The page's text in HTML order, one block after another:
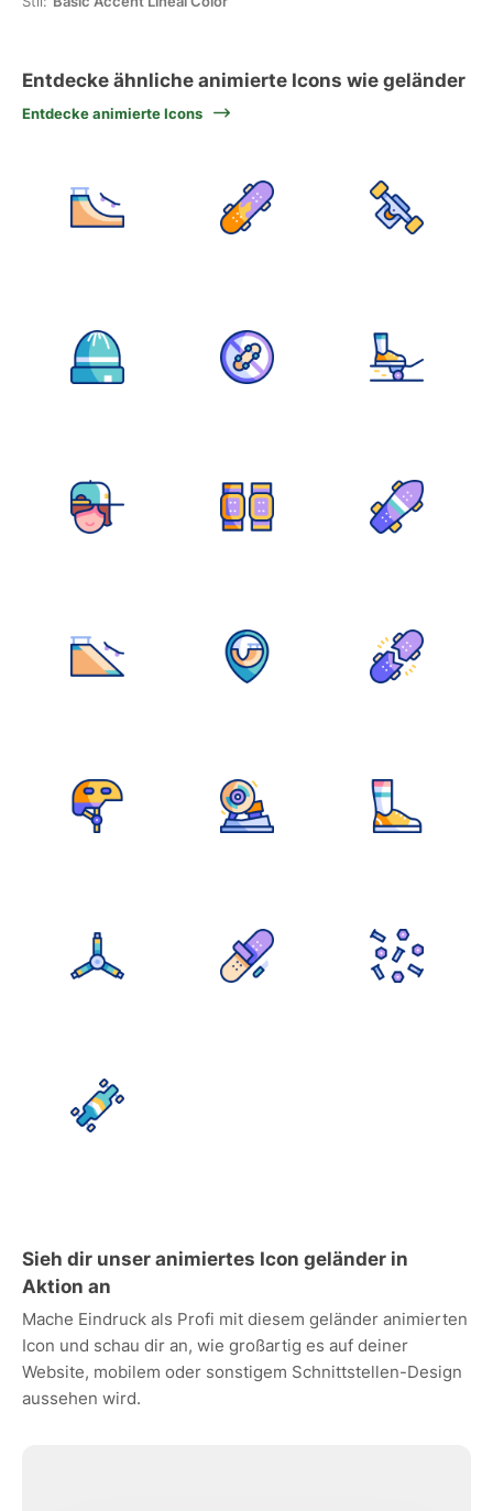
Entdecke ähnliche animierte Icons wie geländer
Entdecke animierte Icons
Sieh dir unser animiertes Icon geländer in
Aktion an
Mache Eindruck als Profi mit diesem geländer animierten
Icon und schau dir an, wie großartig es auf deiner
Website, mobilem oder sonstigem Schnittstellen-Design
aussehen wird.